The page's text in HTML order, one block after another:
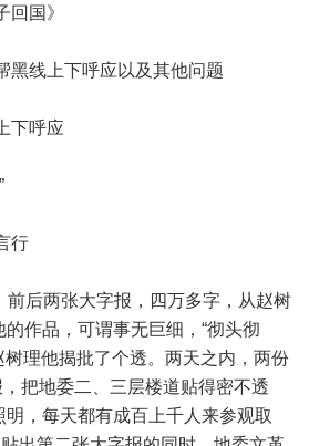
国》
线上下呼应以及其他问题
呼应
行
两张大字报，四万多字，从赵树
作品，可谓事无巨细，“彻头彻
树理他揭批了个透。两天之内，两份
把地委二、三层楼道贴得密不透
明，每天都有成百上千人来参观取